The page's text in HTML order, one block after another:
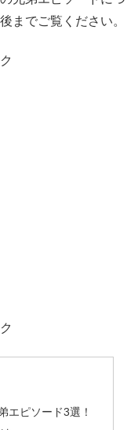
までご覧ください。
エピソード3選！